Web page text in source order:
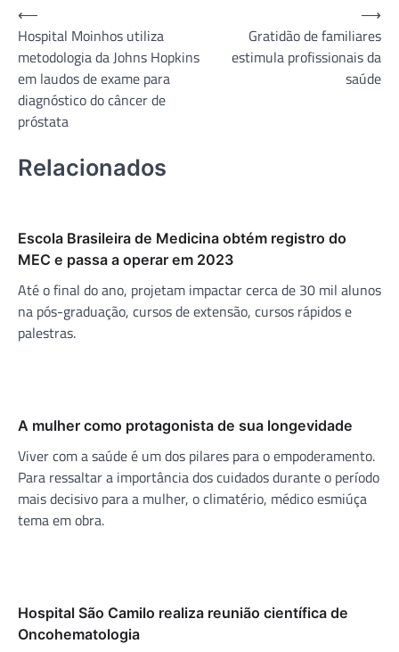
Navegação
de
Post
⟵
Hospital Moinhos utiliza
metodologia da Johns Hopkins
em laudos de exame para
diagnóstico do câncer de
próstata
Gratidão de familiares
estimula profissionais da
saúde
⟶
Relacionados
Escola Brasileira de Medicina obtém registro do
MEC e passa a operar em 2023
Até o final do ano, projetam impactar cerca de 30 mil alunos
na pós-graduação, cursos de extensão, cursos rápidos e
palestras.
A mulher como protagonista de sua longevidade
Viver com a saúde é um dos pilares para o empoderamento.
Para ressaltar a importância dos cuidados durante o período
mais decisivo para a mulher, o climatério, médico esmiúça
tema em obra.
Hospital São Camilo realiza reunião científica de
Oncohematologia